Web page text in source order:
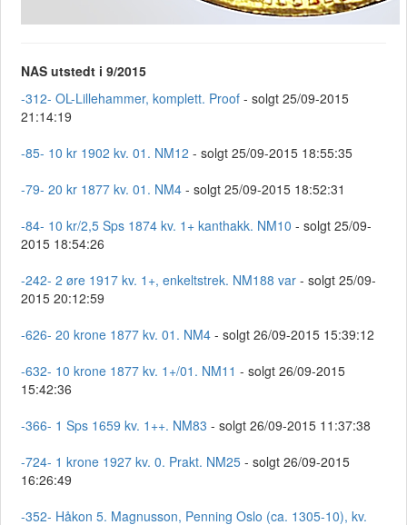
NAS utstedt i 9/2015
-312- OL-Lillehammer, komplett. Proof - solgt 25/09-2015
21:14:19
-85- 10 kr 1902 kv. 01. NM12 - solgt 25/09-2015 18:55:35
-79- 20 kr 1877 kv. 01. NM4 - solgt 25/09-2015 18:52:31
-84- 10 kr/2,5 Sps 1874 kv. 1+ kanthakk. NM10 - solgt 25/09-
2015 18:54:26
-242- 2 øre 1917 kv. 1+, enkeltstrek. NM188 var - solgt 25/09-
2015 20:12:59
-626- 20 krone 1877 kv. 01. NM4 - solgt 26/09-2015 15:39:12
-632- 10 krone 1877 kv. 1+/01. NM11 - solgt 26/09-2015
15:42:36
-366- 1 Sps 1659 kv. 1++. NM83 - solgt 26/09-2015 11:37:38
-724- 1 krone 1927 kv. 0. Prakt. NM25 - solgt 26/09-2015
16:26:49
-352- Håkon 5. Magnusson, Penning Oslo (ca. 1305-10), kv.